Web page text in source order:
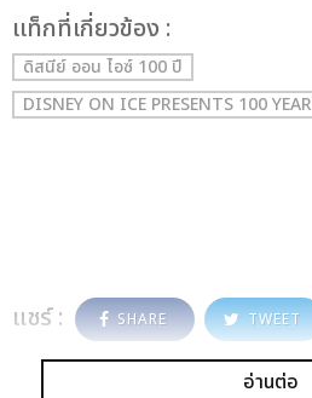
เเท็กที่เกี่ยวข้อง :
ดิสนีย์ ออน ไอซ์ 100 ปี
DISNEY ON ICE PRESENTS 100
แชร์ : SHARE TWEET
อ่านต่อ